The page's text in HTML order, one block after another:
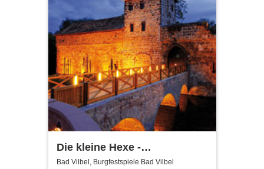
Die kleine Hexe -
Burgfestspiele Bad Vilbel
Bad Vilbel, Burgfestspiele Bad Vilbel